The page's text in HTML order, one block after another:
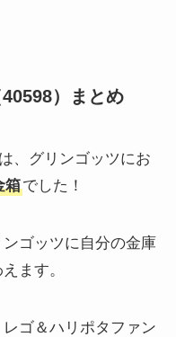
）まとめ
、グリンゴッツにお
箱でした！
ゴッツに自分の金庫
ます。
ゴ＆ハリポタファン